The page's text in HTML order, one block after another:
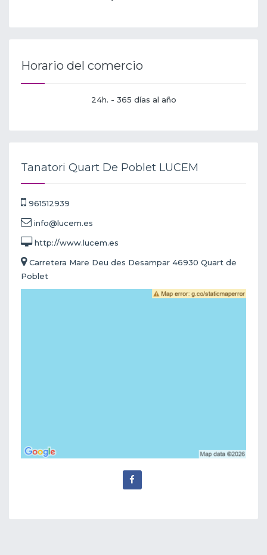
Horario del comercio
24h. - 365 días al año
Tanatori Quart De Poblet LUCEM
961512939
info@lucem.es
http://www.lucem.es
Carretera Mare Deu des Desampar 46930 Quart de
Poblet